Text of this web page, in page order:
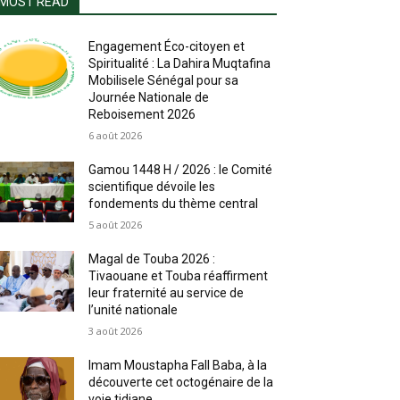
Engagement Éco-citoyen et
Spiritualité : La Dahira Muqtafina
Mobilisele Sénégal pour sa
Journée Nationale de
Reboisement 2026
6 août 2026
Gamou 1448 H / 2026 : le Comité
scientifique dévoile les
fondements du thème central
5 août 2026
Magal de Touba 2026 :
Tivaouane et Touba réaffirment
leur fraternité au service de
l’unité nationale
3 août 2026
Imam Moustapha Fall Baba, à la
découverte cet octogénaire de la